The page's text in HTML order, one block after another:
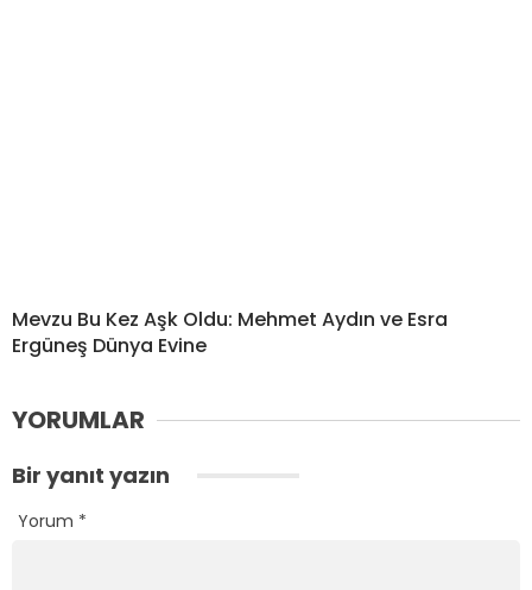
Mevzu Bu Kez Aşk Oldu: Mehmet Aydın ve Esra
Ergüneş Dünya Evine
YORUMLAR
Bir yanıt yazın
Yorum *